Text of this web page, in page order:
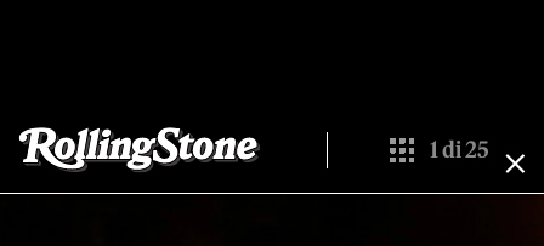
Show All
1di25